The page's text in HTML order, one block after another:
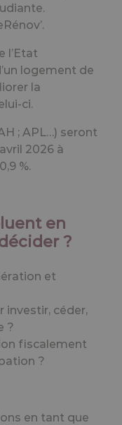
l’Etat
logement de
la
ci.
; APL…) seront
2026 à
%.
en
?
et
investir, céder,
?
fiscalement
?
en tant que